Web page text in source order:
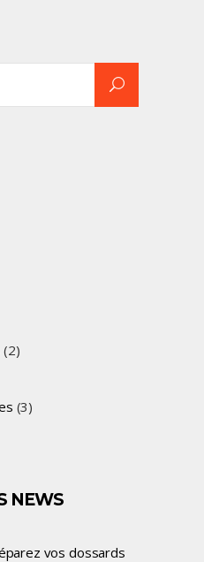
(2)
(3)
NEWS
vos dossards